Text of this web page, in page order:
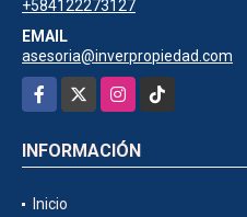
+584122273127
EMAIL
asesoria@inverpropiedad.com
Facebook
InstagramTikTok
INFORMACIÓN
Inicio